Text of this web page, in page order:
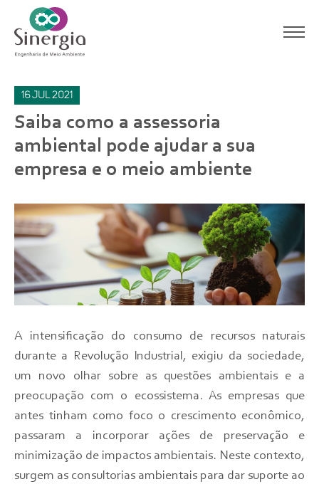
16jul2021
Saiba como a assessoria
ambiental pode ajudar a sua
empresa e o meio ambiente
A intensificação do consumo de recursos naturais
durante a Revolução Industrial, exigiu da sociedade,
um novo olhar sobre as questões ambientais e a
preocupação com o ecossistema. As empresas que
antes tinham como foco o crescimento econômico,
passaram a incorporar ações de preservação e
minimização de impactos ambientais. Neste contexto,
surgem as consultorias ambientais para dar suporte ao